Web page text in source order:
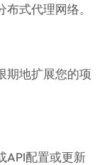
式代理网络。
期地扩展您的项
API配置或更新